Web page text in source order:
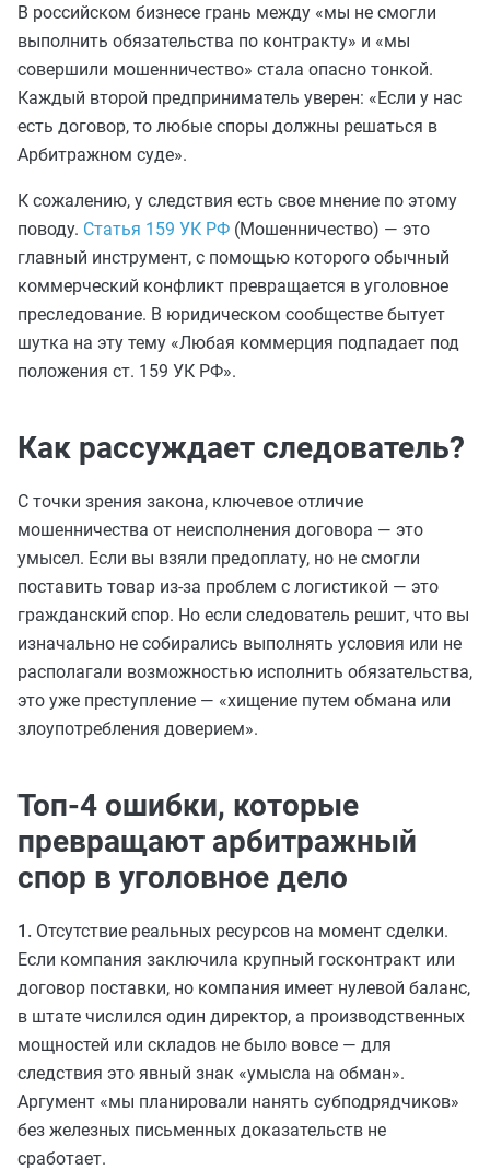
В российском бизнесе грань между «мы не смогли
выполнить обязательства по контракту» и «мы
совершили мошенничество» стала опасно тонкой.
Каждый второй предприниматель уверен: «Если у нас
есть договор, то любые споры должны решаться в
Арбитражном суде».
К сожалению, у следствия есть свое мнение по этому
поводу. Статья 159 УК РФ (Мошенничество) — это
главный инструмент, с помощью которого обычный
коммерческий конфликт превращается в уголовное
преследование. В юридическом сообществе бытует
шутка на эту тему «Любая коммерция подпадает под
положения ст. 159 УК РФ».
Как рассуждает следователь?
С точки зрения закона, ключевое отличие
мошенничества от неисполнения договора — это
умысел. Если вы взяли предоплату, но не смогли
поставить товар из-за проблем с логистикой — это
гражданский спор. Но если следователь решит, что вы
изначально не собирались выполнять условия или не
располагали возможностью исполнить обязательства,
это уже преступление — «хищение путем обмана или
злоупотребления доверием».
Топ-4 ошибки, которые
превращают арбитражный
спор в уголовное дело
1. Отсутствие реальных ресурсов на момент сделки.
Если компания заключила крупный госконтракт или
договор поставки, но компания имеет нулевой баланс,
в штате числился один директор, а производственных
мощностей или складов не было вовсе — для
следствия это явный знак «умысла на обман».
Аргумент «мы планировали нанять субподрядчиков»
без железных письменных доказательств не
сработает.